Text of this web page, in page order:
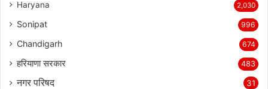
Haryana 2,030
Sonipat 996
Chandigarh 674
हरियाणा सरकार 483
नगर परिषद 31